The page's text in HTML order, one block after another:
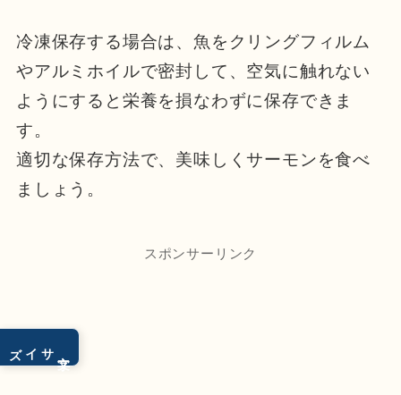
サイズ
冷凍保存する場合は、魚をクリングフィルム
やアルミホイルで密封して、空気に触れない
ようにすると栄養を損なわずに保存できま
す。
適切な保存方法で、美味しくサーモンを食べ
ましょう。
スポンサーリンク